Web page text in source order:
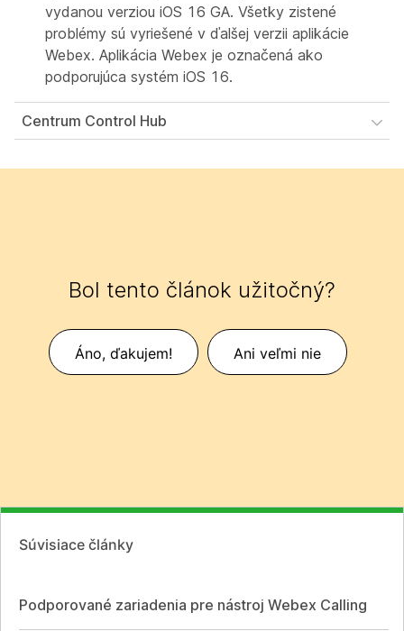
vydanou verziou iOS 16 GA. Všetky zistené
problémy sú vyriešené v ďalšej verzii aplikácie
Webex. Aplikácia Webex je označená ako
podporujúca systém iOS 16.
Centrum Control Hub
Bol tento článok užitočný?
Áno, ďakujem! Ani veľmi nie
Súvisiace články
Podporované zariadenia pre nástroj Webex Calling